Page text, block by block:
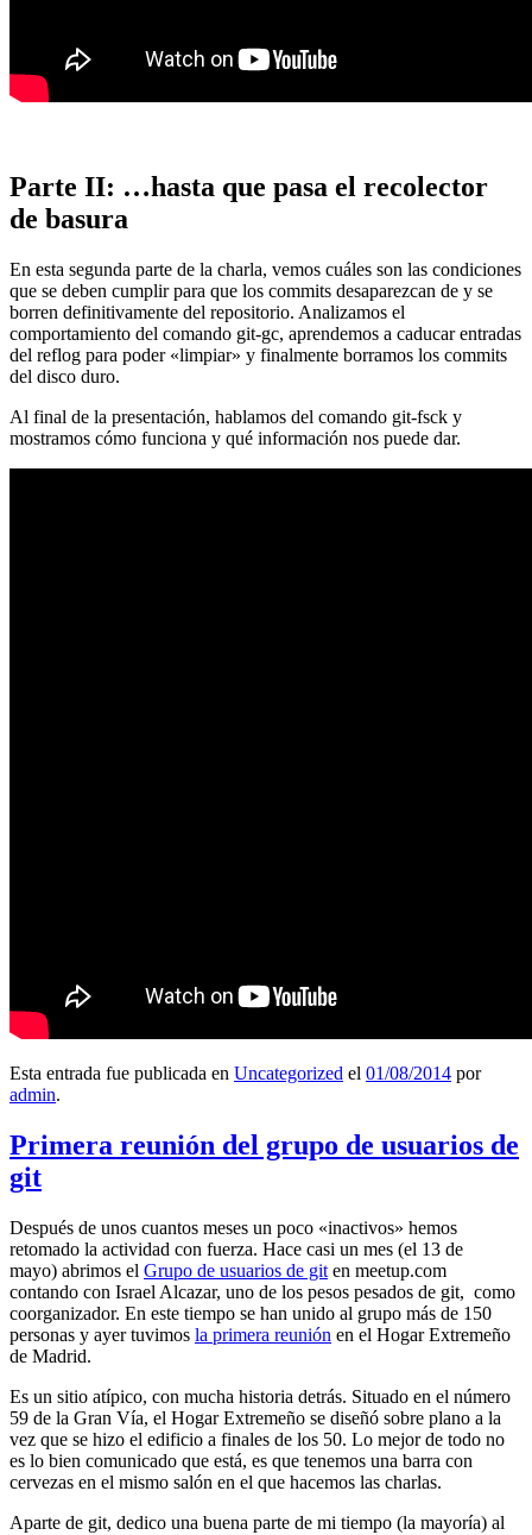
Parte II: …hasta que pasa el recolector
de basura
En esta segunda parte de la charla, vemos cuáles son las condiciones
que se deben cumplir para que los commits desaparezcan de y se
borren definitivamente del repositorio. Analizamos el
comportamiento del comando git-gc, aprendemos a caducar entradas
del reflog para poder «limpiar» y finalmente borramos los commits
del disco duro.
Al final de la presentación, hablamos del comando git-fsck y
mostramos cómo funciona y qué información nos puede dar.
Esta entrada fue publicada en Uncategorized el 01/08/2014 por
admin.
Primera reunión del grupo de usuarios de
git
Después de unos cuantos meses un poco «inactivos» hemos
retomado la actividad con fuerza. Hace casi un mes (el 13 de
mayo) abrimos el Grupo de usuarios de git en meetup.com
contando con Israel Alcazar, uno de los pesos pesados de git, como
coorganizador. En este tiempo se han unido al grupo más de 150
personas y ayer tuvimos la primera reunión en el Hogar Extremeño
de Madrid.
Es un sitio atípico, con mucha historia detrás. Situado en el número
59 de la Gran Vía, el Hogar Extremeño se diseñó sobre plano a la
vez que se hizo el edificio a finales de los 50. Lo mejor de todo no
es lo bien comunicado que está, es que tenemos una barra con
cervezas en el mismo salón en el que hacemos las charlas.
Aparte de git, dedico una buena parte de mi tiempo (la mayoría) al